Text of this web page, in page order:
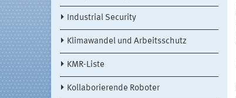
Industrial Security
Klimawandel und Arbeitsschutz
KMR-Liste
Kollaborierende Roboter